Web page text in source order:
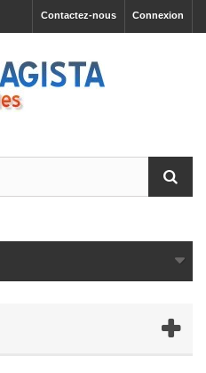
Connexion
Contactez-nous